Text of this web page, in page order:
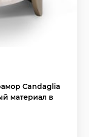
Candaglia
материал в